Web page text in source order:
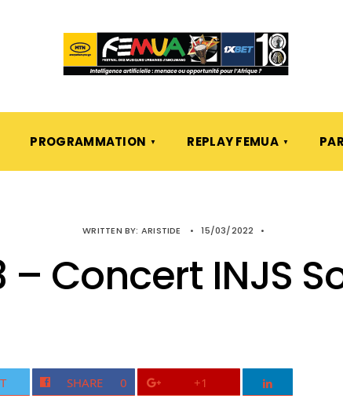
PROGRAMMATION REPLAY FEMUA
WRITTEN BY: ARISTIDE • 15/03/2022 •
– Concert INJS
SHARE 0 +1